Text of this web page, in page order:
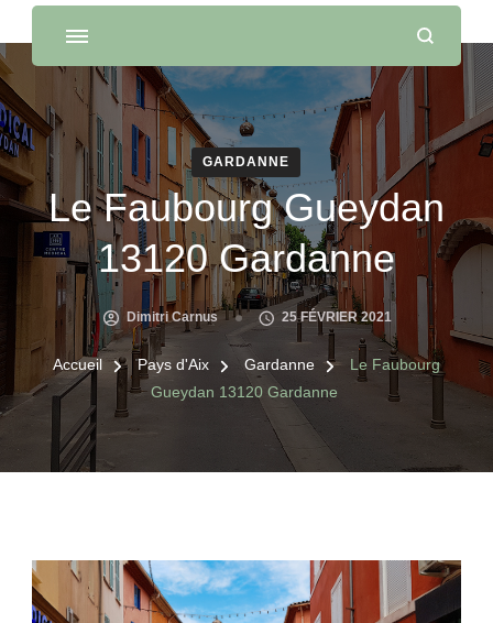
GARDANNE
Le Faubourg Gueydan
13120 Gardanne
Dimitri Carnus 25 FÉVRIER 2021
Accueil Pays d'Aix Gardanne
Le Faubourg
Gueydan 13120 Gardanne